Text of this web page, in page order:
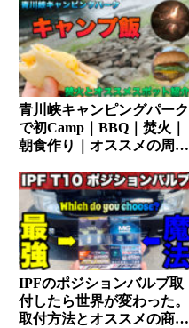
青川峡キャンピングパーク
で初Camp｜BBQ｜焚火｜
朝食作り｜オススメの周辺
IPFのポジションバルブ取
付したら世界が変わった。
取付方法とオススメの商品